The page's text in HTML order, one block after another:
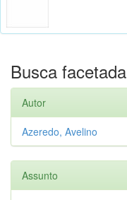
Busca facetada
Autor
Azeredo, Avelino
Assunto